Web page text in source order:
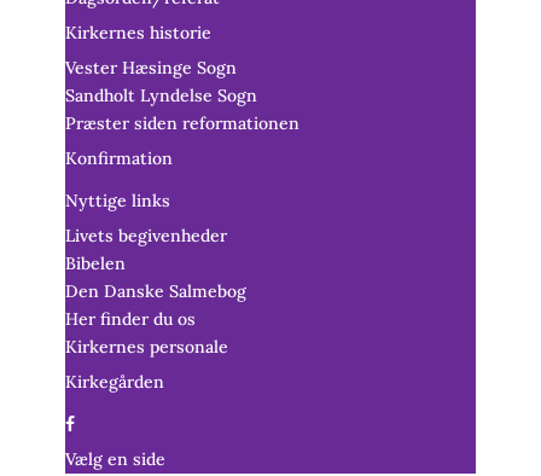
Kirkernes historie
Vester Hæsinge Sogn
Sandholt Lyndelse Sogn
Præster siden reformationen
Konfirmation
Nyttige links
Livets begivenheder
Bibelen
Den Danske Salmebog
Her finder du os
Kirkernes personale
Kirkegården
Vælg en side